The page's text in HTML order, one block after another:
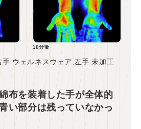
:ウェルネスウェア,左手:未加工
布を装着した手が全体的
い部分は残っていなかっ